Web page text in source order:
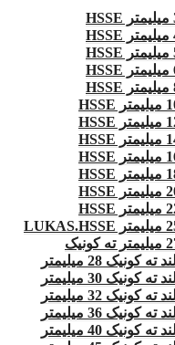
28 میلیمتر
30 میلیمتر
32 میلیمتر
36 میلیمتر
40 میلیمتر